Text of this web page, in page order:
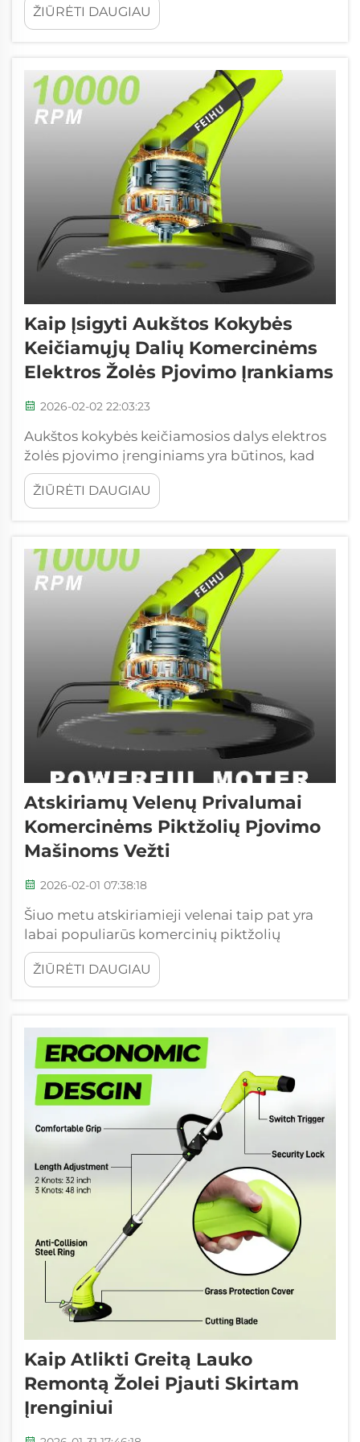
išvengti per didelio triukšmo, belaidis žolei
pjauti skirtas šepečio tipuko įrankis turi būti
ŽIŪRĖTI DAUGIAU
Kaip Įsigyti Aukštos Kokybės
Keičiamųjų Dalių Komercinėms
Elektros Žolės Pjovimo Įrankiams
2026-02-02 22:03:23
Aukštos kokybės keičiamosios dalys elektros
žolės pjovimo įrenginiams yra būtinos, kad
prietaisas veiktų tinkamai. Kalbant apie
komercinį elektros žolės pjovimo įrenginį,
reikia užtikrinti, kad jis toliau veiktų efektyviai.
ŽIŪRĖTI DAUGIAU
Atskiriamų Velenų Privalumai
Komercinėms Piktžolių Pjovimo
Mašinoms Vežti
2026-02-01 07:38:18
Šiuo metu atskiriamieji velenai taip pat yra
labai populiarūs komercinių piktžolių
pjovimo mašinų vežimui. Jie yra būtini
tvarkingų sodų ir parkų priežiūrai.
Atskiriamieji velenai leidžia patogiau vežti,
Vietoj...
ŽIŪRĖTI DAUGIAU
Kaip Atlikti Greitą Lauko
Remontą Žolei Pjauti Skirtam
Įrenginiui